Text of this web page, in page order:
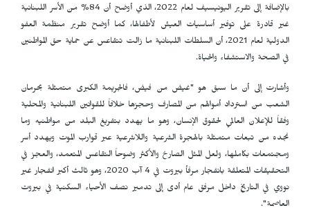
بالإضافة إلى تقرير اليونيسيف لعام 2022، الذي أوضح أن 84% من الأسر اللبنانية
غير قادرة على توفير أساسيات العيش لأطفالها، كما أوضح تقرير منظمة العفو
الدولية لعام 2021، أن السلطات اللبنانية ما زالت تتقاعس عن حماية حق المواطنين
في الصحة والاستشفاء والحياة.
وأشارت إلى أن ما سبق هو "غيض من فيض، فالجريمة الكبرى متمثلة بحرمان
الشعب من استرداد أموالهم من المصارف وحجزها خلافاً للقوانين اللبنانية والمحلية
وفقاً للإعلان العالمي لحقوق الإنسان، وهو ما يهدد بتفريغ البلد من مواطنيه وما
نجده من تبعات متمثلة بالهجرة الشرعية واللاشرعية عبر قوارب الموت ويهدد أسر
ومجتمعات بكاملها، ولعل المثل الصارخ والأكثر وضوحاً التقاعس المتعمد، والعجز في
التحقيقات المتعلقة بانفجار مرفأ بيروت في 4 آب 2020، وهو ثالث أكبر انفجار غير
نووي في التاريخ داخل مرفق عام أدى إلى تدمير نصف الأحياء السكنية في بيروت
العاصمة".